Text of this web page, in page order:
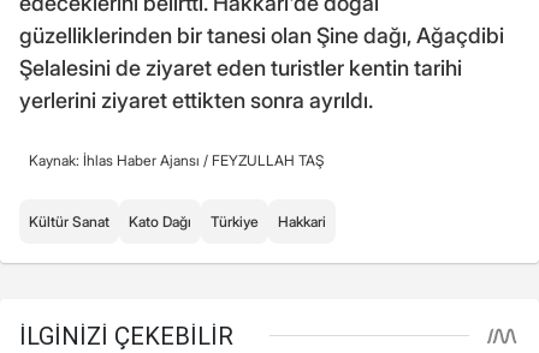
güzelliklerinden bir tanesi olan Şine dağı, Ağaçdibi
Şelalesini de ziyaret eden turistler kentin tarihi
yerlerini ziyaret ettikten sonra ayrıldı.
Kaynak: İhlas Haber Ajansı / FEYZULLAH TAŞ
Kültür Sanat Kato Dağı Türkiye Hakkari